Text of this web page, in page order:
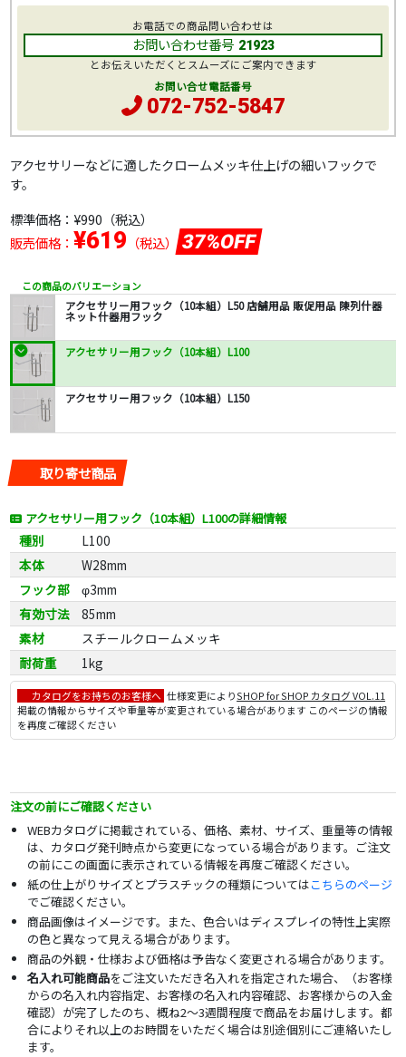
アクセサリーなどに適したクロームメッキ仕上げの細いフックで
す。
標準価格： ¥990 （税込）
販売価格： ¥619 （税込） 37%OFF
この商品のバリエーション
アクセサリー用フック（10本組）L50 店舗用品 販促用品 陳列什器
ネット什器用フック
アクセサリー用フック（10本組）L100
アクセサリー用フック（10本組）L150
取り寄せ商品
アクセサリー用フック（10本組）L100の詳細情報
種別
L100
本体
W28mm
フック部
φ3mm
有効寸法
85mm
素材
スチールクロームメッキ
耐荷重
1kg
カタログをお持ちのお客様へ 仕様変更によりSHOP for SHOP カタログ VOL.11
掲載の情報からサイズや重量等が変更されている場合があります このページの情報
を再度ご確認ください
お電話での商品問い合わせは
お問い合わせ番号 21923
とお伝えいただくとスムーズにご案内できます
お問い合せ電話番号
072-752-5847
注文の前にご確認ください
WEBカタログに掲載されている、価格、素材、サイズ、重量等の情報
は、カタログ発刊時点から変更になっている場合があります。ご注文
の前にこの画面に表示されている情報を再度ご確認ください。
紙の仕上がりサイズとプラスチックの種類についてはこちらのページ
でご確認ください。
商品画像はイメージです。また、色合いはディスプレイの特性上実際
の色と異なって見える場合があります。
商品の外観・仕様および価格は予告なく変更される場合があります。
名入れ可能商品をご注文いただき名入れを指定された場合、（お客様
からの名入れ内容指定、お客様の名入れ内容確認、お客様からの入金
確認）が完了したのち、概ね2～3週間程度で商品をお届けします。都
合によりそれ以上のお時間をいただく場合は別途個別にご連絡いたし
ます。